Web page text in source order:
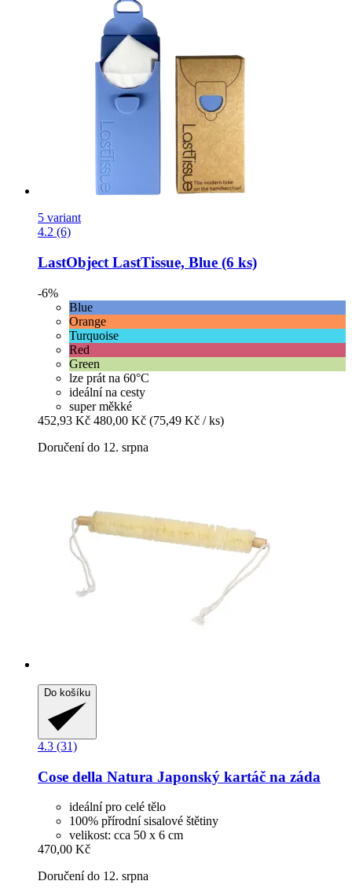
5 variant
4.2 (6)
LastObject LastTissue, Blue (6 ks)
-6%
Blue
Orange
Turquoise
Red
Green
lze prát na 60°C
ideální na cesty
super měkké
452,93 Kč 480,00 Kč (75,49 Kč / ks)
Doručení do 12. srpna
Do košíku
4.3 (31)
Cose della Natura Japonský kartáč na záda
ideální pro celé tělo
100% přírodní sisalové štětiny
velikost: cca 50 x 6 cm
470,00 Kč
Doručení do 12. srpna